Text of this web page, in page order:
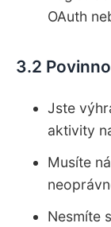
OAuth
3.2
Jste
aktivity
Musíte
Nesmíte